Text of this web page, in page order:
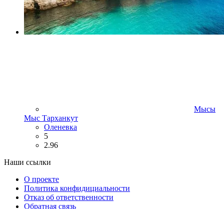
Мысы
Мыс Тарханкут
Оленевка
5
2.96
Наши ссылки
О проекте
Политика конфидициальности
Отказ об ответственности
Обратная связь